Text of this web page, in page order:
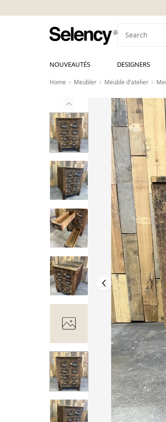
NOUVEAUTÉS DESIGNERS
Home Meubler Meuble d'atelier